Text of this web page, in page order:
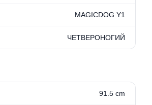
MAGICDOG Y1
ЧЕТВЕРОНОГИЙ
91.5 cm